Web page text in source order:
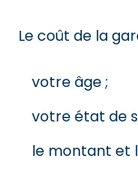
Le coût de la
votre âge ;
votre état de
le montant et